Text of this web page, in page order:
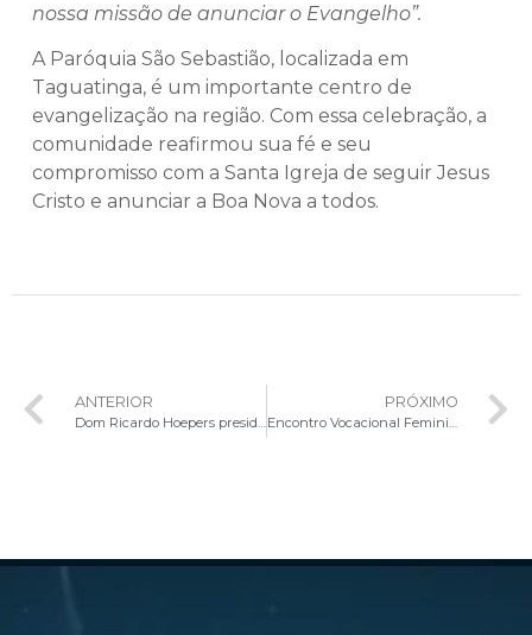
nossa missão de anunciar o Evangelho”.
A Paróquia São Sebastião, localizada em
Taguatinga, é um importante centro de
evangelização na região. Com essa celebração, a
comunidade reafirmou sua fé e seu
compromisso com a Santa Igreja de seguir Jesus
Cristo e anunciar a Boa Nova a todos.
ANTERIOR
Dom Ricardo Hoepers preside Celebração do Sacramento do Crisma na Paróquia Nossa Senhora Aparecida
PRÓXIMO
Encontro Vocacional Feminino convida jovens para um dia de reflexão e espiritualidade